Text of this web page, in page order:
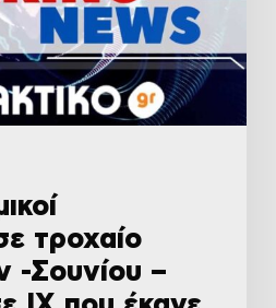
τροχαίο
-Σουνίου –